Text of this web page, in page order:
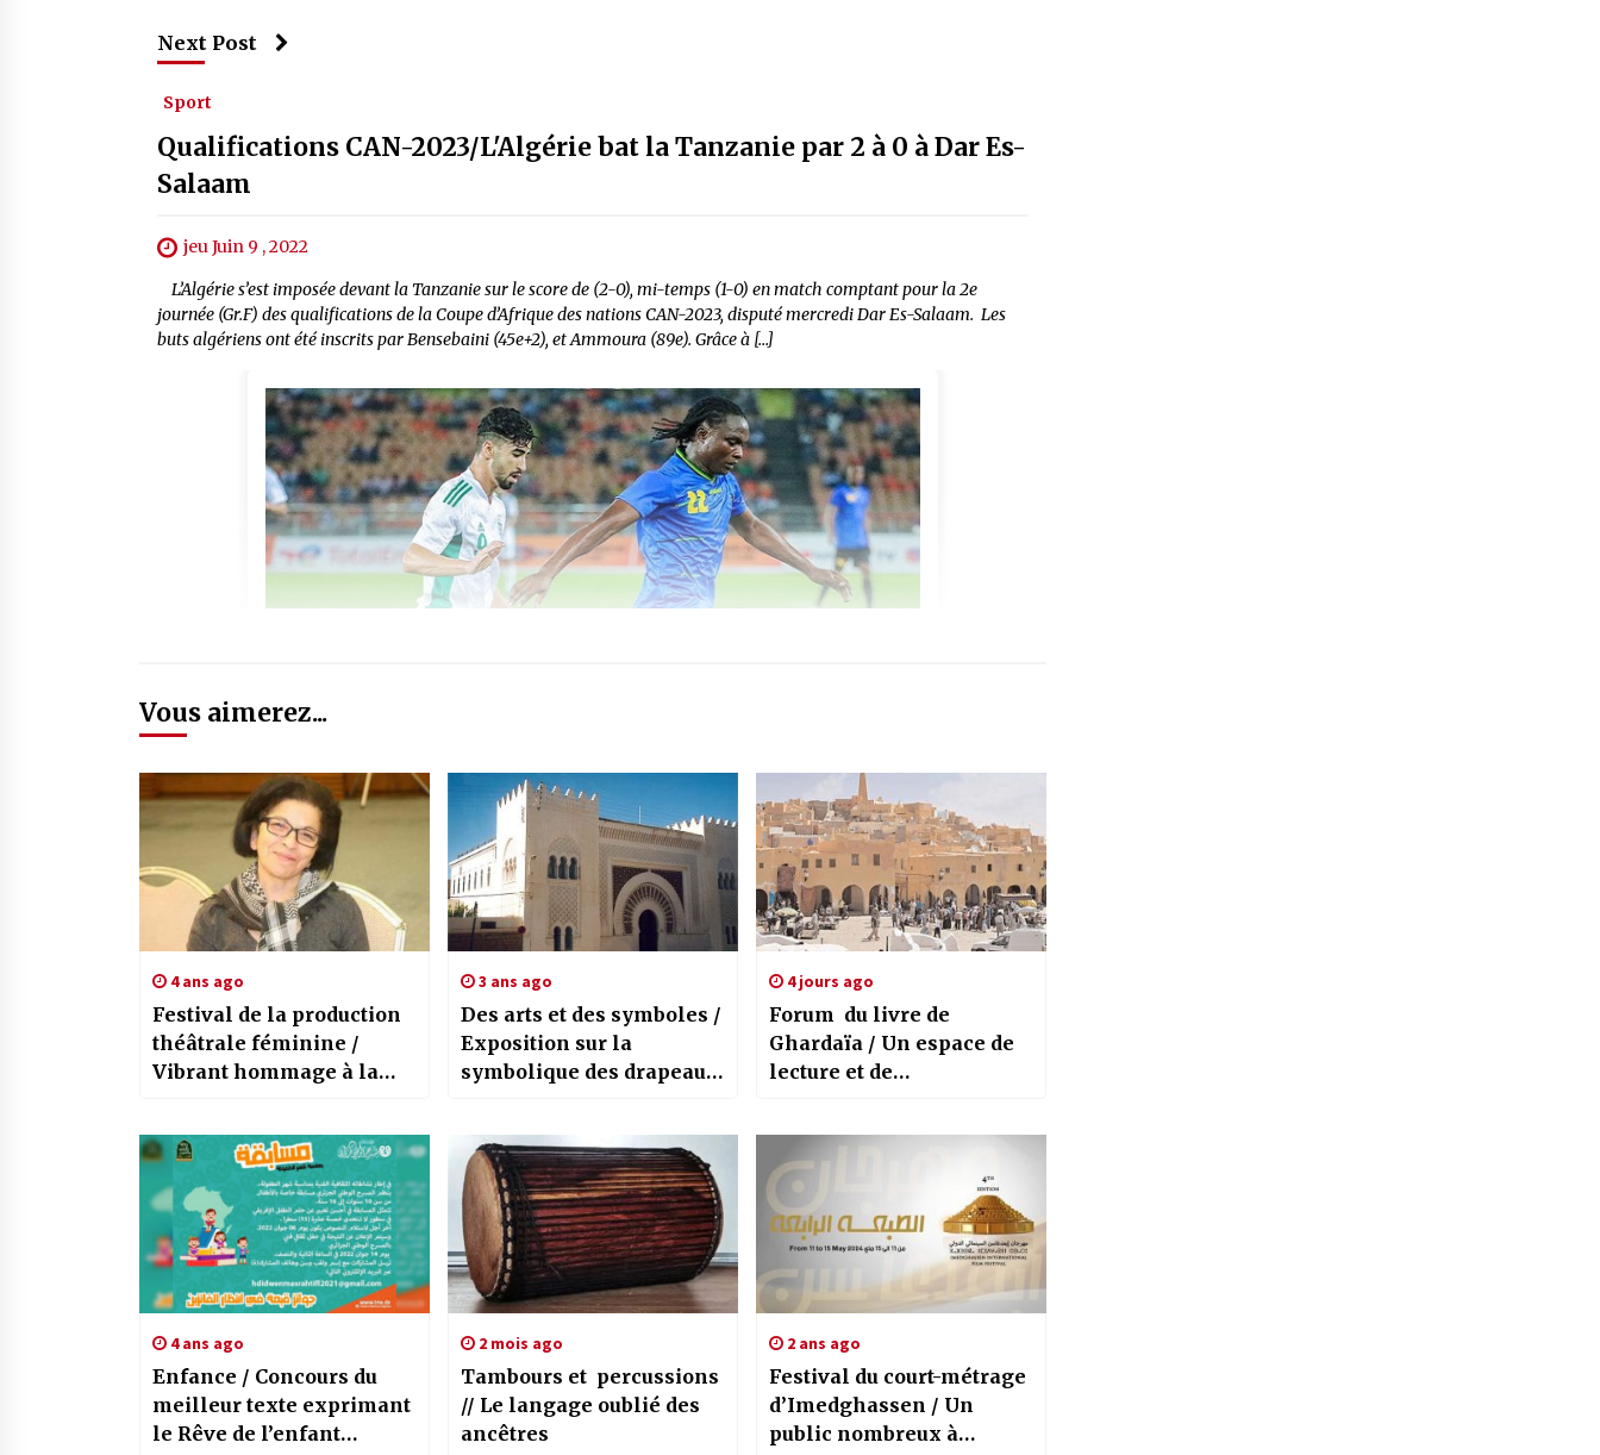
Next Post
Sport
Qualifications CAN-2023/L'Algérie bat la Tanzanie par 2 à 0 à Dar Es-
Salaam
jeu Juin 9 , 2022
L’Algérie s’est imposée devant la Tanzanie sur le score de (2-0), mi-temps (1-0) en match comptant pour la 2e
journée (Gr.F) des qualifications de la Coupe d’Afrique des nations CAN-2023, disputé mercredi Dar Es-Salaam. Les
buts algériens ont été inscrits par Bensebaini (45e+2), et Ammoura (89e). Grâce à […]
Vous aimerez...
4 ans ago
Festival de la production
théâtrale féminine /
Vibrant hommage à la
3 ans ago
Des arts et des symboles /
Exposition sur la
symbolique des drapeaux
l’histoire de la ville de
Tlemcen
4 jours ago
Forum du livre de
Ghardaïa / Un espace de
lecture et de
activités culturelles
4 ans ago
Enfance / Concours du
meilleur texte exprimant
le Rêve de l’enfant
2 mois ago
Tambours et percussions
// Le langage oublié des
ancêtres
2 ans ago
Festival du court-métrage
d’Imedghassen / Un
public nombreux à